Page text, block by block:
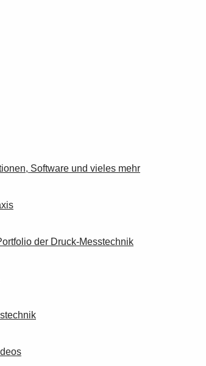
Software und vieles mehr
der Druck-Messtechnik